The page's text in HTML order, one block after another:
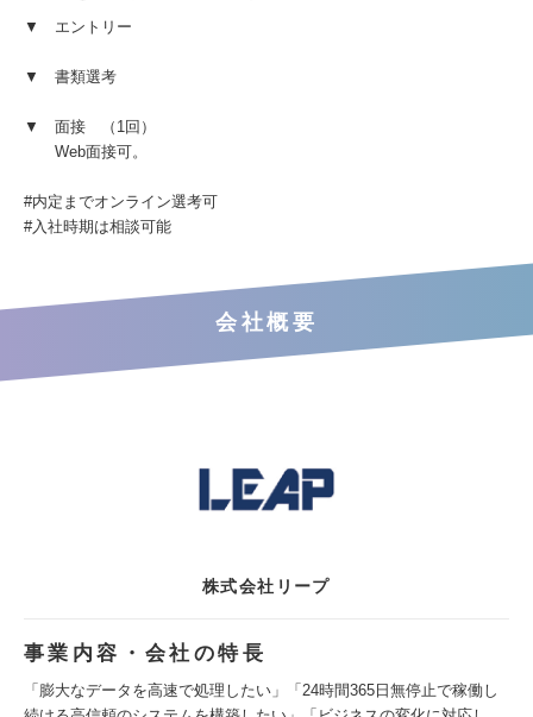
▼ エントリー
▼ 書類選考
▼ 面接 （1回）
Web面接可。
#内定までオンライン選考可
#⼊社時期は相談可能
会社概要
株式会社リープ
事業内容・会社の特長
「膨大なデータを高速で処理したい」「24時間365日無停止で稼働し